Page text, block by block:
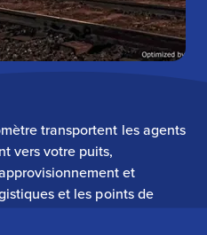
transportent les agents
vers votre puits,
et
et les points de